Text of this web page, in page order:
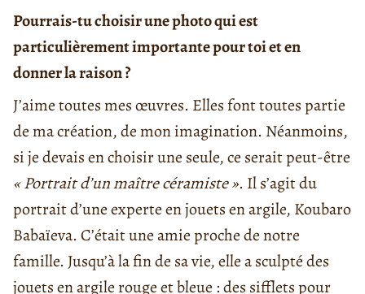
Pourrais-tu choisir une photo qui est
particulièrement importante pour toi et en
donner la raison ?
J’aime toutes mes œuvres. Elles font toutes partie
de ma création, de mon imagination. Néanmoins,
si je devais en choisir une seule, ce serait peut-être
« Portrait d’un maître céramiste ». Il s’agit du
portrait d’une experte en jouets en argile, Koubaro
Babaïeva. C’était une amie proche de notre
famille. Jusqu’à la fin de sa vie, elle a sculpté des
jouets en argile rouge et bleue : des sifflets pour